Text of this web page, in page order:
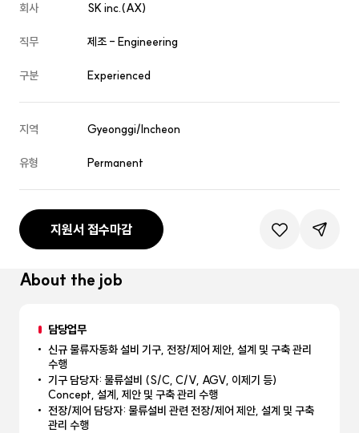
About the job
담당업무
신규 물류자동화 설비 기구, 전장/제어 제안, 설계 및 구축 관리
수행
기구 담당자: 물류설비 (S/C, C/V, AGV, 이제기 등)
Concept, 설계, 제안 및 구축 관리 수행
전장/제어 담당자: 물류설비 관련 전장/제어 제안, 설계 및 구축
관리 수행
회사 SK inc.(AX)
직무 제조 - Engineering
구분 Experienced
지역 Gyeonggi/Incheon
유형 Permanent
지원서 접수마감 관심공고등록
공유하